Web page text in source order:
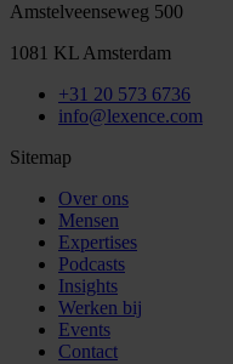
Amstelveenseweg 500
1081 KL Amsterdam
+31 20 573 6736
info@lexence.com
Sitemap
Over ons
Mensen
Expertises
Podcasts
Insights
Werken bij
Events
Contact